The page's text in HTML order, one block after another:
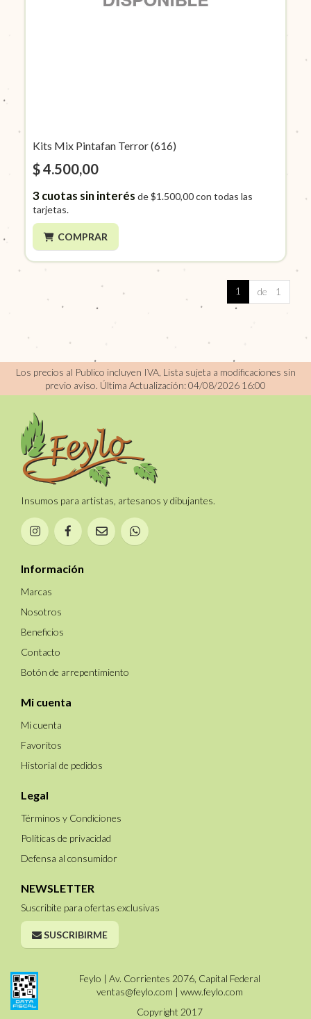
Kits Mix Pintafan Terror (616)
$ 4.500,00
3cuotas sin interés de$1.500,00con todas las
tarjetas.
COMPRAR
1 de 1
Los precios al Publico incluyen IVA, Lista sujeta a modificaciones sin
previo aviso. Última Actualización: 04/08/2026 16:00
Insumos para artistas, artesanos y dibujantes.
Información
Marcas
Nosotros
Beneficios
Contacto
Botón de arrepentimiento
Mi cuenta
Mi cuenta
Favoritos
Historial de pedidos
Legal
Términos y Condiciones
Políticas de privacidad
Defensa al consumidor
NEWSLETTER
Suscribite para ofertas exclusivas
SUSCRIBIRME
Feylo | Av. Corrientes 2076, Capital Federal
ventas@feylo.com | www.feylo.com
Copyright 2017